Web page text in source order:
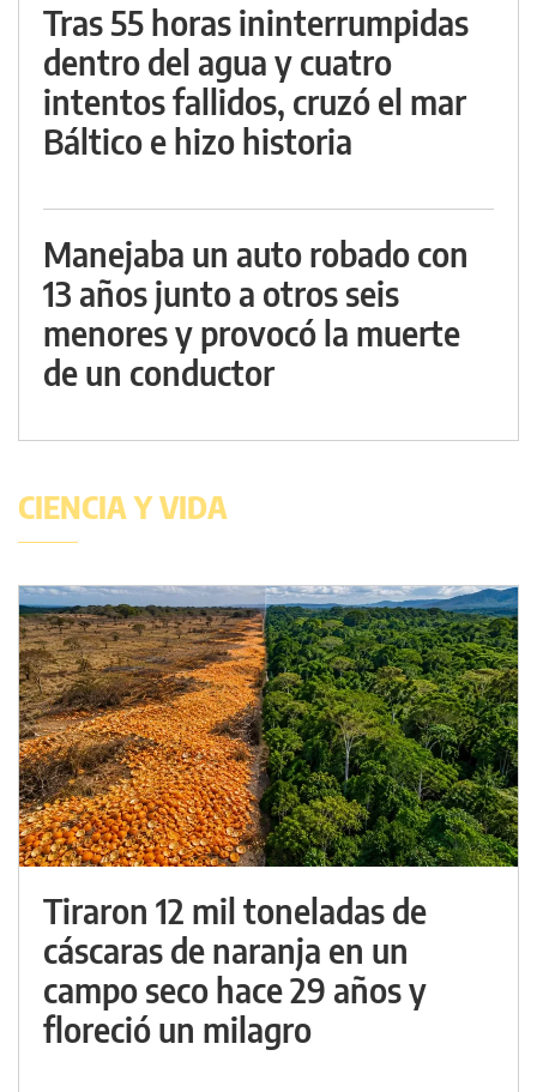
Tras 55 horas ininterrumpidas
dentro del agua y cuatro
intentos fallidos, cruzó el mar
Báltico e hizo historia
Manejaba un auto robado con
13 años junto a otros seis
menores y provocó la muerte
de un conductor
CIENCIA Y VIDA
Tiraron 12 mil toneladas de
cáscaras de naranja en un
campo seco hace 29 años y
floreció un milagro